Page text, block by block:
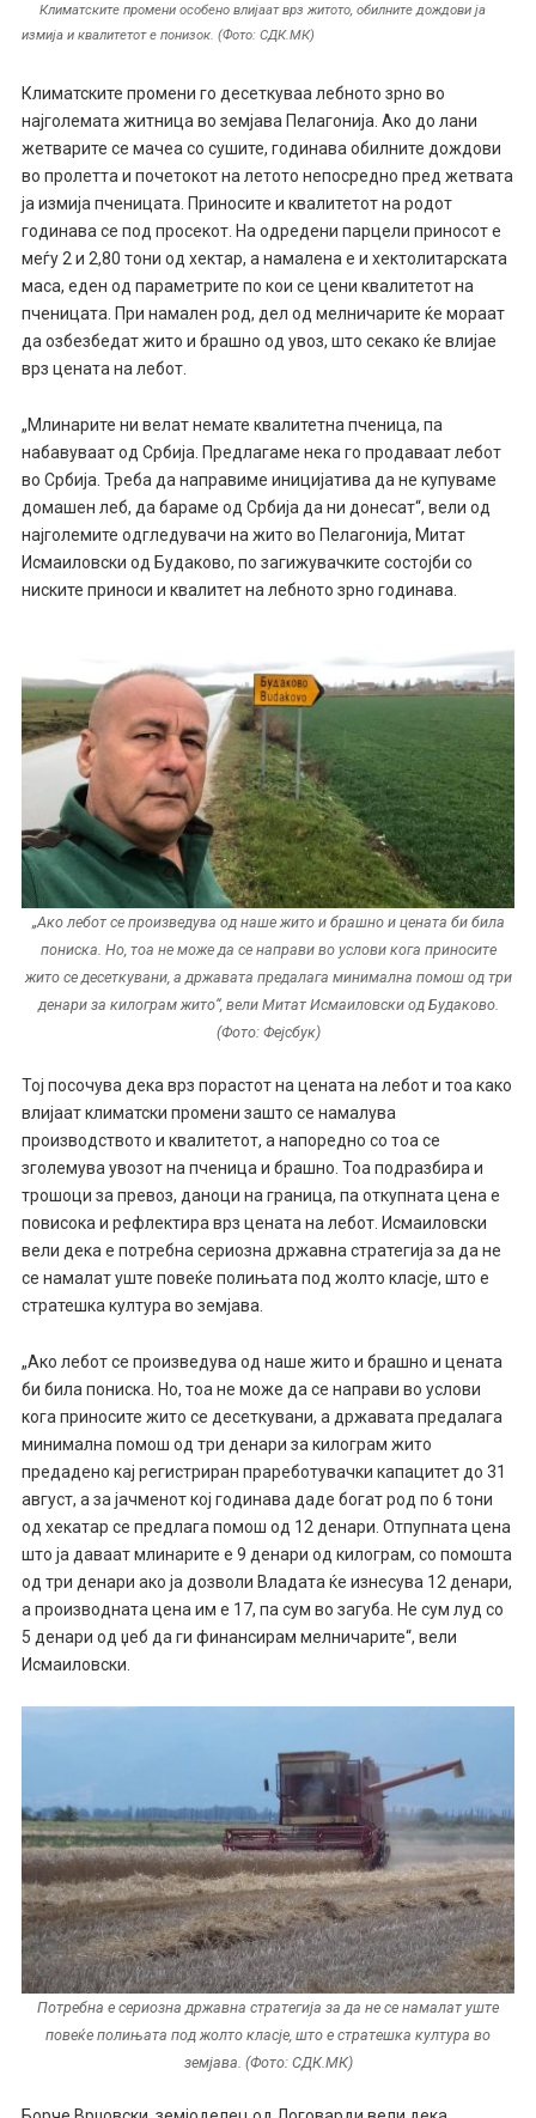
Климатските промени особено влијаат врз житото, обилните дождови ја
измија и квалитетот е понизок. (Фото: СДК.МК)
Климатските промени го десеткуваа лебното зрно во
најголемата житница во земјава Пелагонија. Ако до лани
жетварите се мачеа со сушите, годинава обилните дождови
во пролетта и почетокот на летото непосредно пред жетвата
ја измија пченицата. Приносите и квалитетот на родот
годинава се под просекот. На одредени парцели приносот е
меѓу 2 и 2,80 тони од хектар, а намалена е и хектолитарската
маса, еден од параметрите по кои се цени квалитетот на
пченицата. При намален род, дел од мелничарите ќе мораат
да озбезбедат жито и брашно од увоз, што секако ќе влијае
врз цената на лебот.
„Млинарите ни велат немате квалитетна пченица, па
набавуваат од Србија. Предлагаме нека го продаваат лебот
во Србија. Треба да направиме иницијатива да не купуваме
домашен леб, да бараме од Србија да ни донесат“, вели од
најголемите одгледувачи на жито во Пелагонија, Митат
Исмаиловски од Будаково, по загижувачките состојби со
ниските приноси и квалитет на лебното зрно годинава.
„Ако лебот се произведува од наше жито и брашно и цената би била
пониска. Но, тоа не може да се направи во услови кога приносите
жито се десеткувани, а државата предалага минимална помош од три
денари за килограм жито“, вели Митат Исмаиловски од Будаково.
(Фото: Фејсбук)
Тој посочува дека врз порастот на цената на лебот и тоа како
влијаат климатски промени зашто се намалува
производството и квалитетот, а напоредно со тоа се
зголемува увозот на пченица и брашно. Тоа подразбира и
трошоци за превоз, даноци на граница, па откупната цена е
повисока и рефлектира врз цената на лебот. Исмаиловски
вели дека е потребна сериозна државна стратегија за да не
се намалат уште повеќе полињата под жолто класје, што е
стратешка култура во земјава.
„Ако лебот се произведува од наше жито и брашно и цената
би била пониска. Но, тоа не може да се направи во услови
кога приносите жито се десеткувани, а државата предалага
минимална помош од три денари за килограм жито
предадено кај регистриран прареботувачки капацитет до 31
август, а за јачменот кој годинава даде богат род по 6 тони
од хекатар се предлага помош од 12 денари. Отпупната цена
што ја даваат млинарите е 9 денари од килограм, со помошта
од три денари ако ја дозволи Владата ќе изнесува 12 денари,
а производната цена им е 17, па сум во загуба. Не сум луд со
5 денари од џеб да ги финансирам мелничарите“, вели
Исмаиловски.
Потребна е сериозна државна стратегија за да не се намалат уште
повеќе полињата под жолто класје, што е стратешка култура во
земјава. (Фото: СДК.МК)